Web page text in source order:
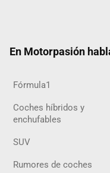
En Motorpasión
Fórmula1
Coches híbridos y
enchufables
SUV
Rumores de coches